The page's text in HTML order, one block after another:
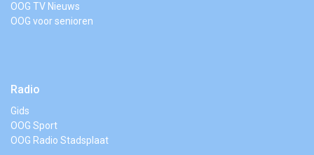
OOG TV Nieuws
OOG voor senioren
Radio
Gids
OOG Sport
OOG Radio Stadsplaat